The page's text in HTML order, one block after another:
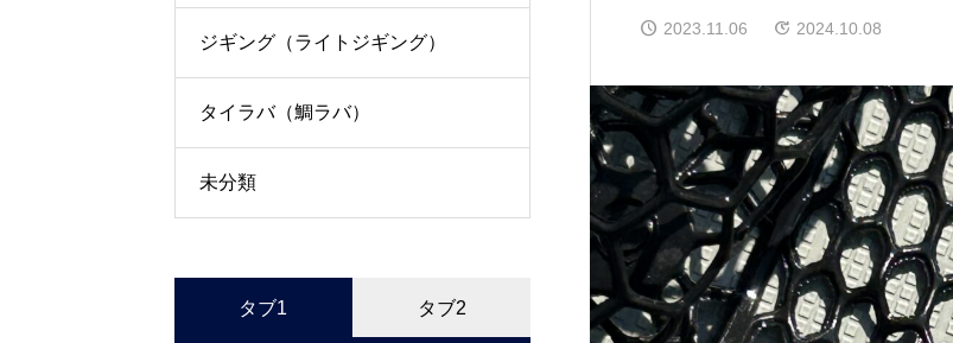
2023.11.06 2024.10.08
ジギング（ライトジギング）
タイラバ（鯛ラバ）
未分類
タブ1 タブ2